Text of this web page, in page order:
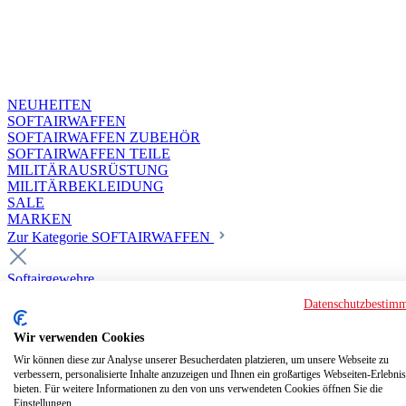
NEUHEITEN
SOFTAIRWAFFEN
SOFTAIRWAFFEN ZUBEHÖR
SOFTAIRWAFFEN TEILE
MILITÄRAUSRÜSTUNG
MILITÄRBEKLEIDUNG
SALE
MARKEN
Zur Kategorie SOFTAIRWAFFEN
Softairgewehre
Deluxe Custom Guns ab 18
Softair elektrisch ab 18
Softair elektrisch ab 14
Softair gasbetrieben ab 18
Softair HPA Luftdruck ab 18
Speedsoft
Wir verwenden Cookies
Wir können diese zur Analyse unserer Besucherdaten platzieren, um unsere Webseite zu
verbessern, personalisierte Inhalte anzuzeigen und Ihnen ein großartiges Webseiten-
bieten. Für weitere Informationen zu den von uns verwendeten Cookies öffnen Sie die
Einstellungen.